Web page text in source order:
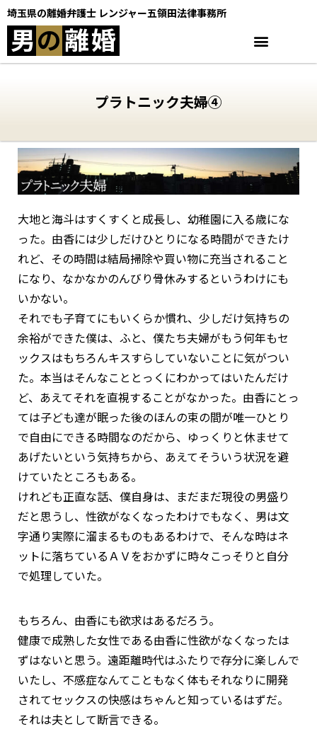
埼玉県の離婚弁護士 レンジャー五領田法律事務所
男の離婚
プラトニック夫婦④
大地と海斗はすくすくと成長し、幼稚園に入る歳にな
った。由香には少しだけひとりになる時間ができたけ
れど、その時間は結局掃除や買い物に充当されること
になり、なかなかのんびり骨休みするというわけにも
いかない。
それでも子育てにもいくらか慣れ、少しだけ気持ちの
余裕ができた僕は、ふと、僕たち夫婦がもう何年もセ
ックスはもちろんキスすらしていないことに気がつい
た。本当はそんなこととっくにわかってはいたんだけ
ど、あえてそれを直視することがなかった。由香にとっ
ては子ども達が眠った後のほんの束の間が唯一ひとり
で自由にできる時間なのだから、ゆっくりと休ませて
あげたいという気持ちから、あえてそういう状況を避
けていたところもある。
けれども正直な話、僕自身は、まだまだ現役の男盛り
だと思うし、性欲がなくなったわけでもなく、男は文
字通り実際に溜まるものもあるわけで、そんな時はネ
ットに落ちているＡＶをおかずに時々こっそりと自分
で処理していた。
もちろん、由香にも欲求はあるだろう。
健康で成熟した女性である由香に性欲がなくなったは
ずはないと思う。遠距離時代はふたりで存分に楽しんで
いたし、不感症なんてこともなく体もそれなりに開発
されてセックスの快感はちゃんと知っているはずだ。
それは夫として断言できる。